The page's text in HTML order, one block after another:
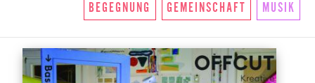
BEGEGNUNG GEMEINSCHAFT MUSIK